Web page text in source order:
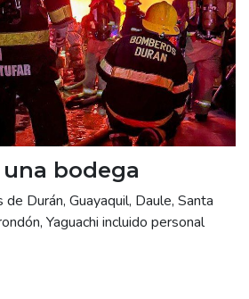
bodega
Durán, Guayaquil, Daule, Santa
Yaguachi incluido personal